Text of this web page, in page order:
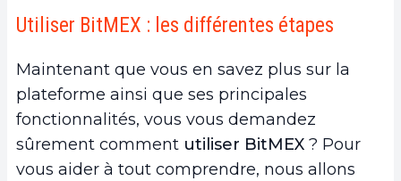
Utiliser BitMEX : les différentes étapes
Maintenant que vous en savez plus sur la
plateforme ainsi que ses principales
fonctionnalités, vous vous demandez
sûrement comment utiliser BitMEX ? Pour
vous aider à tout comprendre, nous allons